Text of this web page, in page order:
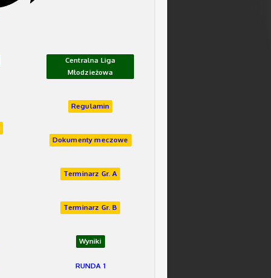
Centralna Liga
Młodzieżowa
Regulamin
Dokumenty meczowe
Terminarz Gr. A
Terminarz Gr. B
Wyniki
RUNDA 1